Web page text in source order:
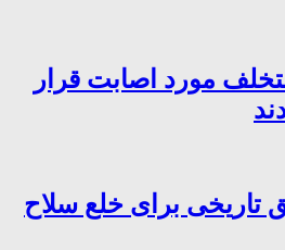
مورد اصابت قرار
تاریخی برای خلع سلاح